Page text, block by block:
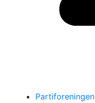
Partiforeningen